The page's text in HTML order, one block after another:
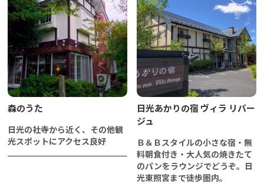
森のうた
日光の社寺から近く、その他観
光スポットにアクセス良好
日光あかりの宿 ヴィラ リバー
ジュ
Ｂ＆Ｂスタイルの小さな宿・無
料朝食付き・大人気の焼きたて
のパンをラウンジでどうぞ。日
光東照宮まで徒歩圏内。